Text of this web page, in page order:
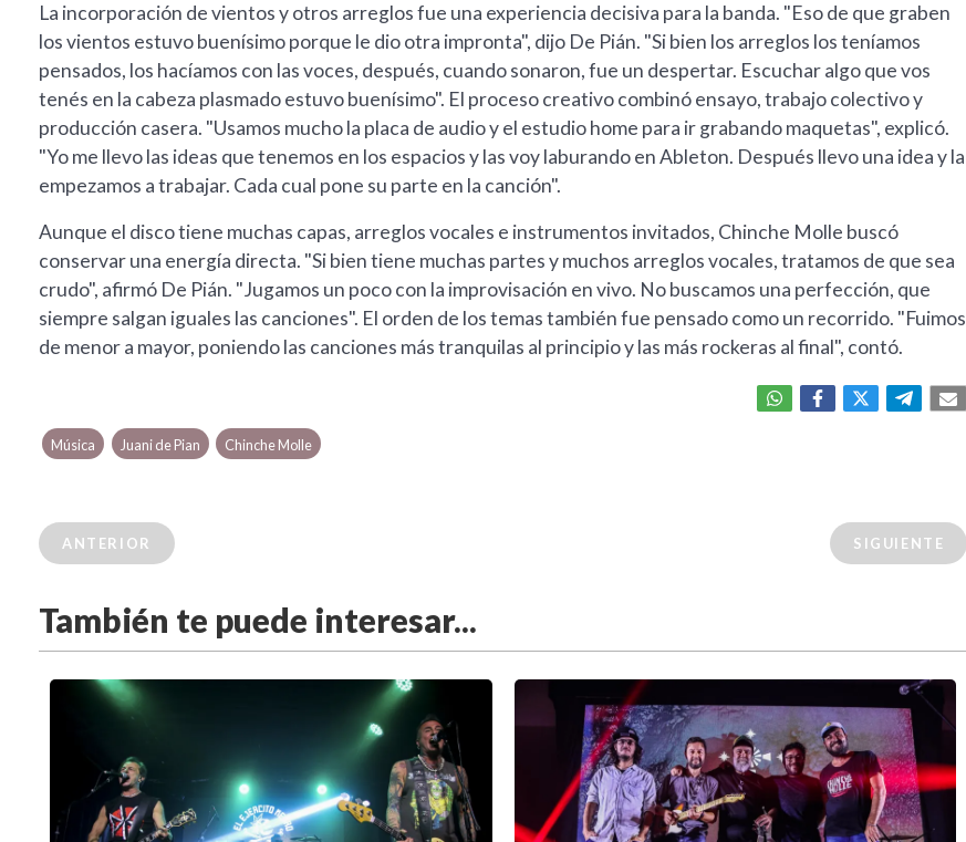
La incorporación de vientos y otros arreglos fue una experiencia decisiva para la banda. "Eso de que graben
los vientos estuvo buenísimo porque le dio otra impronta", dijo De Pián. "Si bien los arreglos los teníamos
pensados, los hacíamos con las voces, después, cuando sonaron, fue un despertar. Escuchar algo que vos
tenés en la cabeza plasmado estuvo buenísimo". El proceso creativo combinó ensayo, trabajo colectivo y
producción casera. "Usamos mucho la placa de audio y el estudio home para ir grabando maquetas", explicó.
"Yo me llevo las ideas que tenemos en los espacios y las voy laburando en Ableton. Después llevo una idea y la
empezamos a trabajar. Cada cual pone su parte en la canción".
Aunque el disco tiene muchas capas, arreglos vocales e instrumentos invitados, Chinche Molle buscó
conservar una energía directa. "Si bien tiene muchas partes y muchos arreglos vocales, tratamos de que sea
crudo", afirmó De Pián. "Jugamos un poco con la improvisación en vivo. No buscamos una perfección, que
siempre salgan iguales las canciones". El orden de los temas también fue pensado como un recorrido. "Fuimos
de menor a mayor, poniendo las canciones más tranquilas al principio y las más rockeras al final", contó.
Música Juani de Pian Chinche Molle
ANTERIOR SIGUIENTE
También te puede interesar...